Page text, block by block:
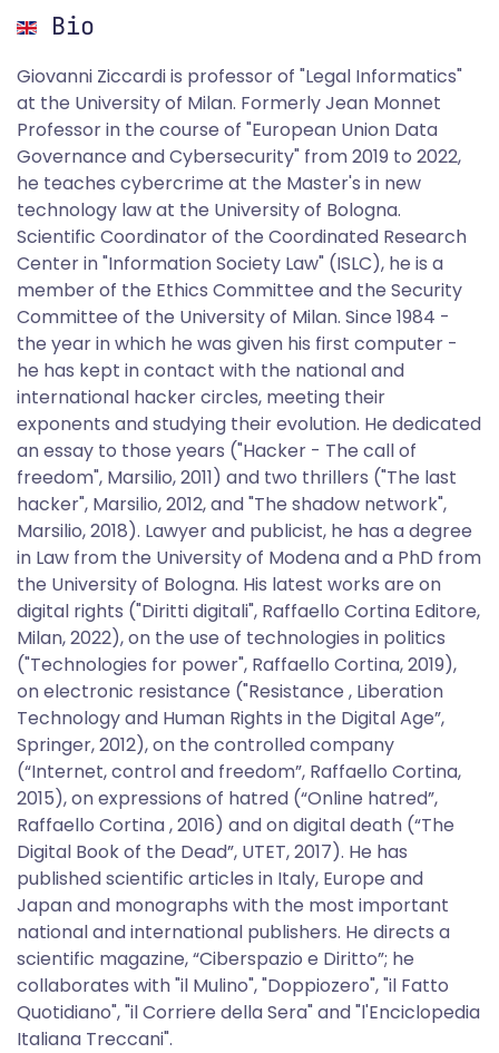
Bio
Giovanni Ziccardi is professor of "Legal Informatics"
at the University of Milan. Formerly Jean Monnet
Professor in the course of "European Union Data
Governance and Cybersecurity" from 2019 to 2022,
he teaches cybercrime at the Master's in new
technology law at the University of Bologna.
Scientific Coordinator of the Coordinated Research
Center in "Information Society Law" (ISLC), he is a
member of the Ethics Committee and the Security
Committee of the University of Milan. Since 1984 -
the year in which he was given his first computer -
he has kept in contact with the national and
international hacker circles, meeting their
exponents and studying their evolution. He dedicated
an essay to those years ("Hacker - The call of
freedom", Marsilio, 2011) and two thrillers ("The last
hacker", Marsilio, 2012, and "The shadow network",
Marsilio, 2018). Lawyer and publicist, he has a degree
in Law from the University of Modena and a PhD from
the University of Bologna. His latest works are on
digital rights ("Diritti digitali", Raffaello Cortina Editore,
Milan, 2022), on the use of technologies in politics
("Technologies for power", Raffaello Cortina, 2019),
on electronic resistance ("Resistance , Liberation
Technology and Human Rights in the Digital Age”,
Springer, 2012), on the controlled company
(“Internet, control and freedom”, Raffaello Cortina,
2015), on expressions of hatred (“Online hatred”,
Raffaello Cortina , 2016) and on digital death (“The
Digital Book of the Dead”, UTET, 2017). He has
published scientific articles in Italy, Europe and
Japan and monographs with the most important
national and international publishers. He directs a
scientific magazine, “Ciberspazio e Diritto”; he
collaborates with "il Mulino", "Doppiozero", "il Fatto
Quotidiano", "il Corriere della Sera" and "l'Enciclopedia
Italiana Treccani".